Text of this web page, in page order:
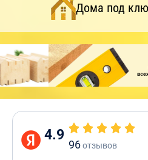
Дома под
4.9
96отзывов